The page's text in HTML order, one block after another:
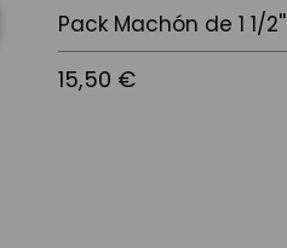
Pack Machón de 1 1/2''
15,50 €